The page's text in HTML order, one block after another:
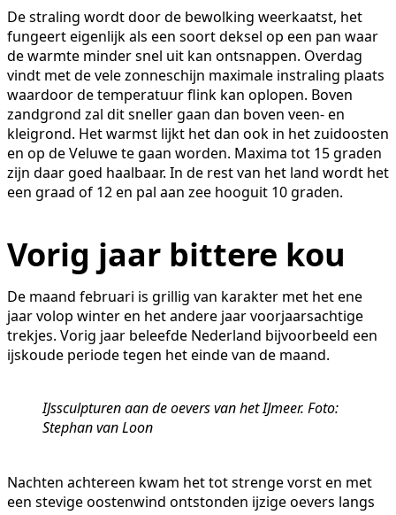
De straling wordt door de bewolking weerkaatst, het
fungeert eigenlijk als een soort deksel op een pan waar
de warmte minder snel uit kan ontsnappen. Overdag
vindt met de vele zonneschijn maximale instraling plaats
waardoor de temperatuur flink kan oplopen. Boven
zandgrond zal dit sneller gaan dan boven veen- en
kleigrond. Het warmst lijkt het dan ook in het zuidoosten
en op de Veluwe te gaan worden. Maxima tot 15 graden
zijn daar goed haalbaar. In de rest van het land wordt het
een graad of 12 en pal aan zee hooguit 10 graden.
Vorig jaar bittere kou
De maand februari is grillig van karakter met het ene
jaar volop winter en het andere jaar voorjaarsachtige
trekjes. Vorig jaar beleefde Nederland bijvoorbeeld een
ijskoude periode tegen het einde van de maand.
IJssculpturen aan de oevers van het IJmeer. Foto:
Stephan van Loon
Nachten achtereen kwam het tot strenge vorst en met
een stevige oostenwind ontstonden ijzige oevers langs